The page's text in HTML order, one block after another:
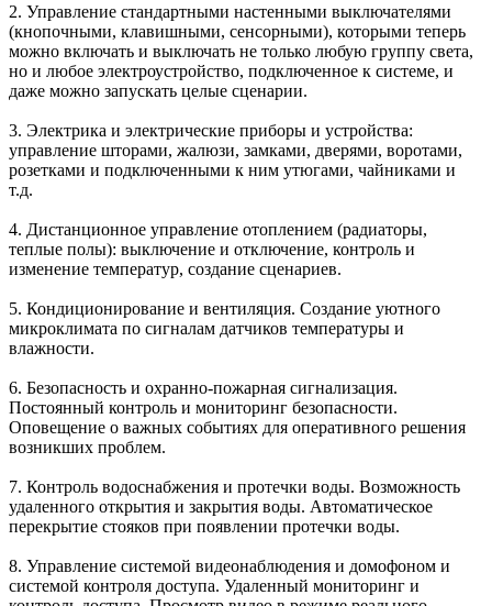
2. Управление стандартными настенными выключателями
(кнопочными, клавишными, сенсорными), которыми теперь
можно включать и выключать не только любую группу света,
но и любое электроустройство, подключенное к системе, и
даже можно запускать целые сценарии.
3. Электрика и электрические приборы и устройства:
управление шторами, жалюзи, замками, дверями, воротами,
розетками и подключенными к ним утюгами, чайниками и
т.д.
4. Дистанционное управление отоплением (радиаторы,
теплые полы): выключение и отключение, контроль и
изменение температур, создание сценариев.
5. Кондиционирование и вентиляция. Создание уютного
микроклимата по сигналам датчиков температуры и
влажности.
6. Безопасность и охранно-пожарная сигнализация.
Постоянный контроль и мониторинг безопасности.
Оповещение о важных событиях для оперативного решения
возникших проблем.
7. Контроль водоснабжения и протечки воды. Возможность
удаленного открытия и закрытия воды. Автоматическое
перекрытие стояков при появлении протечки воды.
8. Управление системой видеонаблюдения и домофоном и
системой контроля доступа. Удаленный мониторинг и